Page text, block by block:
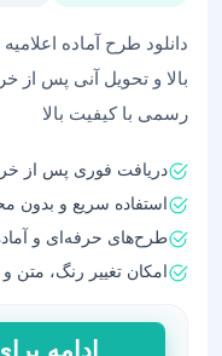
دانلود طرح آماده
بالا و تحویل آنی پس از
رسمی با کیفیت بالا
دریافت فوری پس از
استفاده سریع و بدون
طرح‌های حرفه‌ای و
امکان تغییر رنگ، متن
طرح
ادامه